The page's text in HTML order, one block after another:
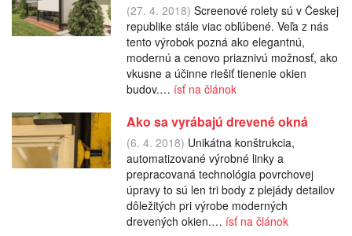
(27. 4. 2018) Screenové rolety sú v Českej
republike stále viac obľúbené. Veľa z nás
tento výrobok pozná ako elegantnú,
modernú a cenovo priaznivú možnosť, ako
vkusne a účinne riešiť tienenie okien
budov.… ísť na článok
Ako sa vyrábajú drevené okná
(6. 4. 2018) Unikátna konštrukcia,
automatizované výrobné linky a
prepracovaná technológia povrchovej
úpravy to sú len tri body z plejády detailov
dôležitých pri výrobe moderných
drevených okien.… ísť na článok